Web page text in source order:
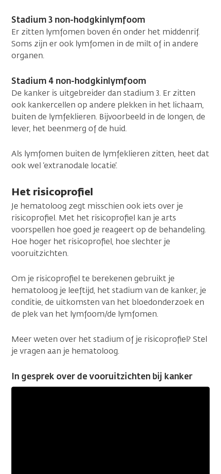
Stadium 3 non-hodgkinlymfoom
Er zitten lymfomen boven én onder het middenrif.
Soms zijn er ook lymfomen in de milt of in andere
organen.
Stadium 4 non-hodgkinlymfoom
De kanker is uitgebreider dan stadium 3. Er zitten
ook kankercellen op andere plekken in het lichaam,
buiten de lymfeklieren. Bijvoorbeeld in de longen, de
lever, het beenmerg of de huid.
Als lymfomen buiten de lymfeklieren zitten, heet dat
ook wel ‘extranodale locatie’.
Het risicoprofiel
Je hematoloog zegt misschien ook iets over je
risicoprofiel. Met het risicoprofiel kan je arts
voorspellen hoe goed je reageert op de behandeling.
Hoe hoger het risicoprofiel, hoe slechter je
vooruitzichten.
Om je risicoprofiel te berekenen gebruikt je
hematoloog je leeftijd, het stadium van de kanker, je
conditie, de uitkomsten van het bloedonderzoek en
de plek van het lymfoom/de lymfomen.
Meer weten over het stadium of je risicoprofiel? Stel
je vragen aan je hematoloog.
In gesprek over de vooruitzichten bij kanker